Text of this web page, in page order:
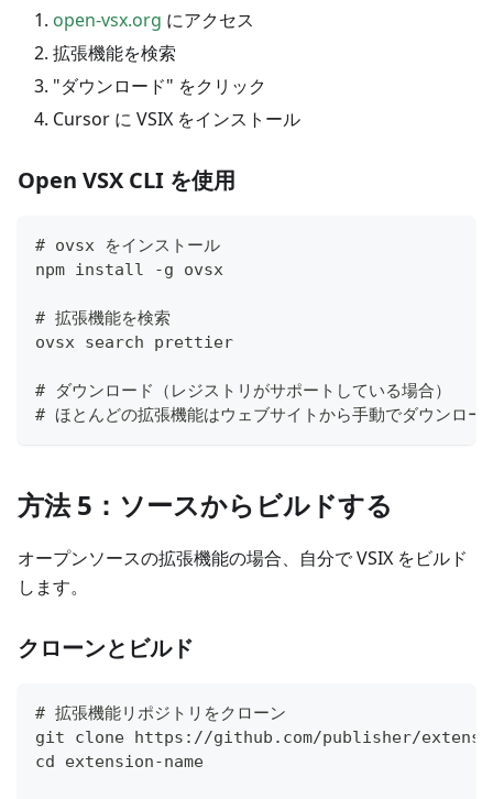
open-vsx.org にアクセス
拡張機能を検索
"ダウンロード" をクリック
Cursor に VSIX をインストール
Open VSX CLI を使用
# ovsx をインストール
npm install -g ovsx
# 拡張機能を検索
ovsx search prettier
# ダウンロード（レジストリがサポートしている場合）
# ほとんどの拡張機能はウェブサイトから手動でダウンロー
方法 5：ソースからビルドする
オープンソースの拡張機能の場合、自分で VSIX をビルド
します。
クローンとビルド
# 拡張機能リポジトリをクローン
git clone https://github.com/publisher/
cd extension-name